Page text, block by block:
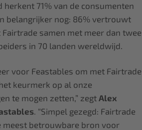
71% van de consumenten
belangrijker nog: 86% vertrouwt
samen met meer dan twee
in 70 landen wereldwijd.
voor Feastables om met Fairtrade
keurmerk op al onze
te mogen zetten,” zegt Alex
. “Simpel gezegd: Fairtrade
meest betrouwbare bron voor